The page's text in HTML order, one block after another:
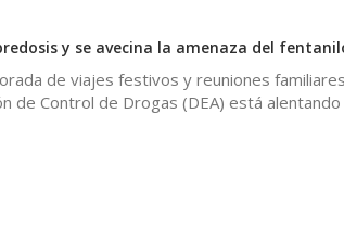
y se avecina la amenaza del
de viajes festivos y reuniones
de Control de Drogas (DEA) está alentando